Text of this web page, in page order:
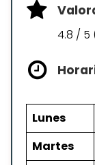
4.8 / 5
Lunes
Martes